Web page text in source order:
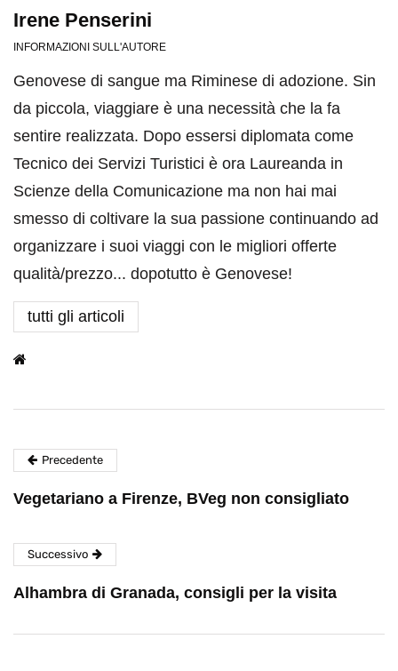
Irene Penserini
INFORMAZIONI SULL'AUTORE
Genovese di sangue ma Riminese di adozione. Sin
da piccola, viaggiare è una necessità che la fa
sentire realizzata. Dopo essersi diplomata come
Tecnico dei Servizi Turistici è ora Laureanda in
Scienze della Comunicazione ma non hai mai
smesso di coltivare la sua passione continuando ad
organizzare i suoi viaggi con le migliori offerte
qualità/prezzo... dopotutto è Genovese!
tutti gli articoli
Precedente
Vegetariano a Firenze, BVeg non consigliato
Successivo
Alhambra di Granada, consigli per la visita